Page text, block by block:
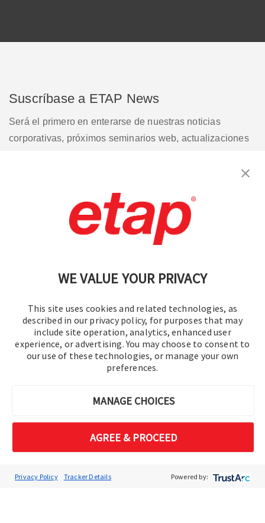
WE VALUE YOUR PRIVACY
This site uses cookies and related technologies, as
described in our privacy policy, for purposes that may
include site operation, analytics, enhanced user
experience, or advertising. You may choose to consent to
our use of these technologies, or manage your own
preferences.
MANAGE CHOICES
AGREE & PROCEED
Privacy Policy Tracker Details Powered by:
Suscríbase a ETAP News
Será el primero en enterarse de nuestras noticias
corporativas, próximos seminarios web, actualizaciones
política de privacidad | Mapa del sitio
© 2016-2026 Operation Technology, Inc.